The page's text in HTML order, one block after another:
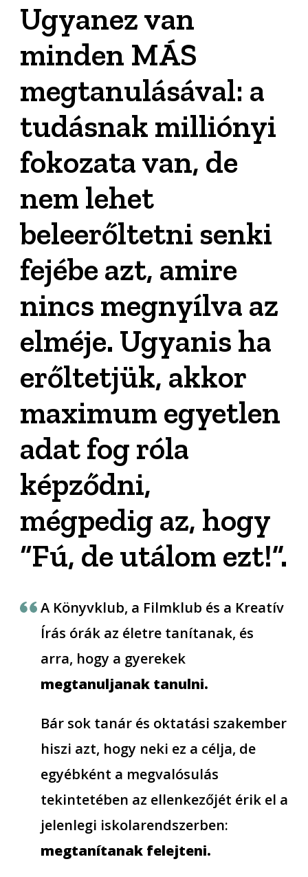
Ugyanez van
minden MÁS
megtanulásával: a
tudásnak milliónyi
fokozata van, de
nem lehet
beleerőltetni senki
fejébe azt, amire
nincs megnyílva az
elméje. Ugyanis ha
erőltetjük, akkor
maximum egyetlen
adat fog róla
képződni,
mégpedig az, hogy
“Fú, de utálom ezt!”.
A Könyvklub, a Filmklub és a Kreatív
Írás órák az életre tanítanak, és
arra, hogy a gyerekek
megtanuljanak tanulni.
Bár sok tanár és oktatási szakember
hiszi azt, hogy neki ez a célja, de
egyébként a megvalósulás
tekintetében az ellenkezőjét érik el a
jelenlegi iskolarendszerben:
megtanítanak felejteni.